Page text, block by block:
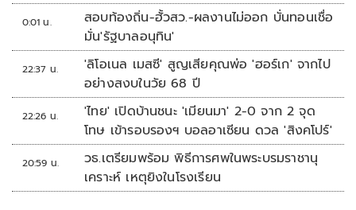
0:01 น.
สอบท้องถิ่น-ฮั้วสว.-ผลงานไม่ออก บั่นทอนเชื่อ
มั่น'รัฐบาลอนุทิน'
22:37 น.
'ลิโอเนล เมสซี' สูญเสียคุณพ่อ 'ฮอร์เก' จากไป
อย่างสงบในวัย 68 ปี
22:26 น.
'ไทย' เปิดบ้านชนะ 'เมียนมา' 2-0 จาก 2 จุด
โทษ เข้ารอบรองฯ บอลอาเซียน ดวล 'สิงคโปร์'
20:59 น.
วธ.เตรียมพร้อม พิธีการศพในพระบรมราชานุ
เคราะห์ เหตุยิงในโรงเรียน